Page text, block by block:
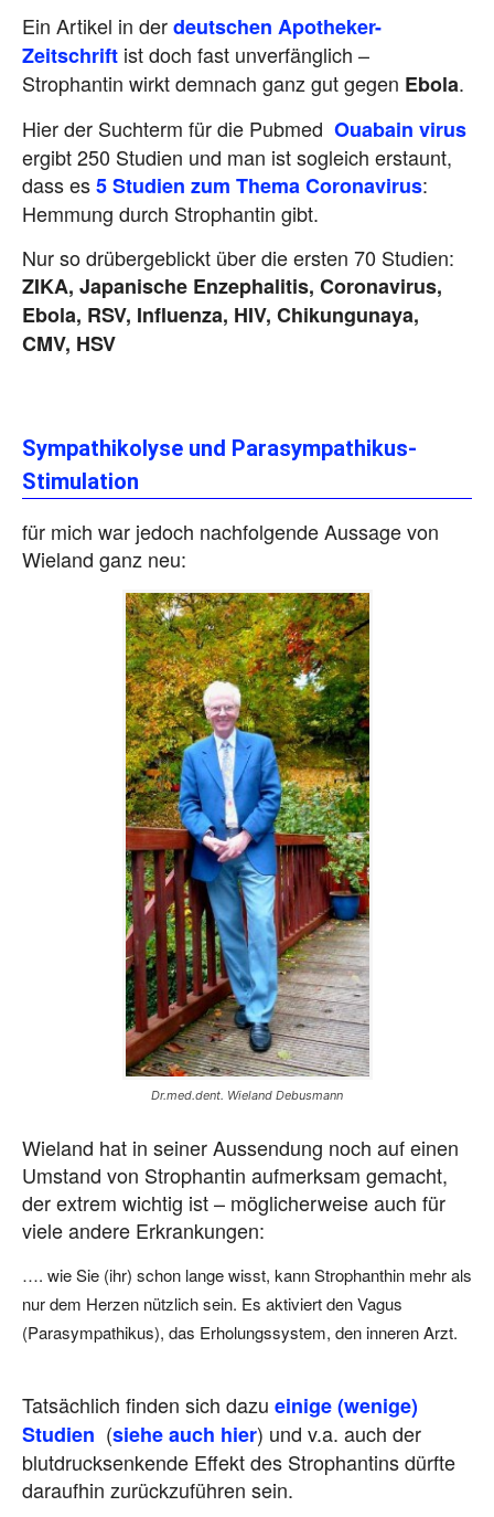
Statine
5,1
Tage sekundärprävention
Lebenszeitverlängerung durch Statine
3.1
Tage primärprävention
Ein Artikel in derdeutschen Apotheker-
Zeitschrift ist doch fast unverfänglich –
Strophantin wirkt demnach ganz gut gegen Ebola.
Hier der Suchterm für die Pubmed Ouabain virus
ergibt 250 Studien und man ist sogleich erstaunt,
dass es5 Studien zum Thema Coronavirus:
Hemmung durch Strophantin gibt.
Nur so drübergeblickt über die ersten 70 Studien:
ZIKA, Japanische Enzephalitis, Coronavirus,
Ebola, RSV, Influenza, HIV, Chikungunaya,
CMV, HSV
Sympathikolyse und Parasympathikus-
Stimulation
für mich war jedoch nachfolgende Aussage von
Wieland ganz neu:
Dr.med.dent. Wieland Debusmann
Wieland hat in seiner Aussendung noch auf einen
Umstand von Strophantin aufmerksam gemacht,
der extrem wichtig ist – möglicherweise auch für
viele andere Erkrankungen:
…. wie Sie (ihr) schon lange wisst, kann Strophanthin mehr als
nur dem Herzen nützlich sein. Es aktiviert den Vagus
(Parasympathikus), das Erholungssystem, den inneren Arzt.
Tatsächlich finden sich dazu einige (wenige)
Studien (siehe auch hier) und v.a. auch der
blutdrucksenkende Effekt des Strophantins dürfte
daraufhin zurückzuführen sein.